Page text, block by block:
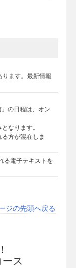
ります。最新情報
の日程は、オン
なります。
方が混在しま
る電子テキストを
ジの先頭へ戻る
ス